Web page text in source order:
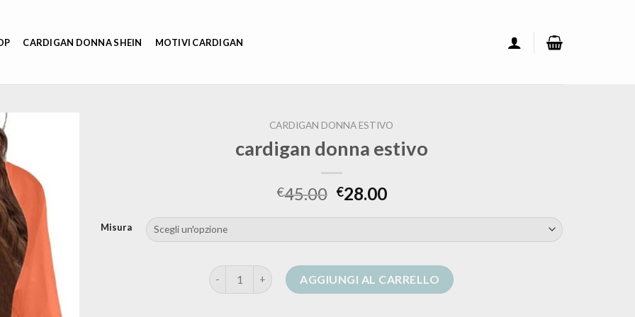
CARDIGAN DONNA SHEIN MOTIVI CARDIGAN
CARDIGAN DONNA ESTIVO
cardigan donna estivo
€45.00 €28.00
Misura
cardigan donna estivo quantitàAGGIUNGI AL CARRELLO